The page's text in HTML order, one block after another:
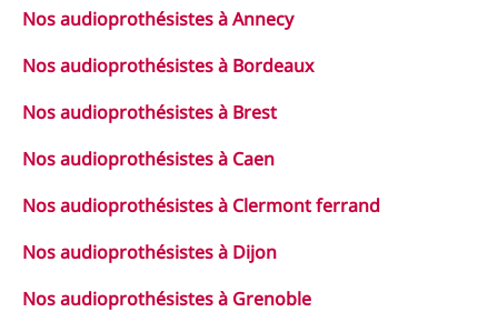
Nos audioprothésistes à Annecy
Nos audioprothésistes à Bordeaux
Nos audioprothésistes à Brest
Nos audioprothésistes à Caen
Nos audioprothésistes à Clermont ferrand
Nos audioprothésistes à Dijon
Nos audioprothésistes à Grenoble